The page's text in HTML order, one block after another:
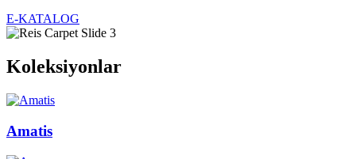
E-KATALOG
Koleksiyonlar
Amatis